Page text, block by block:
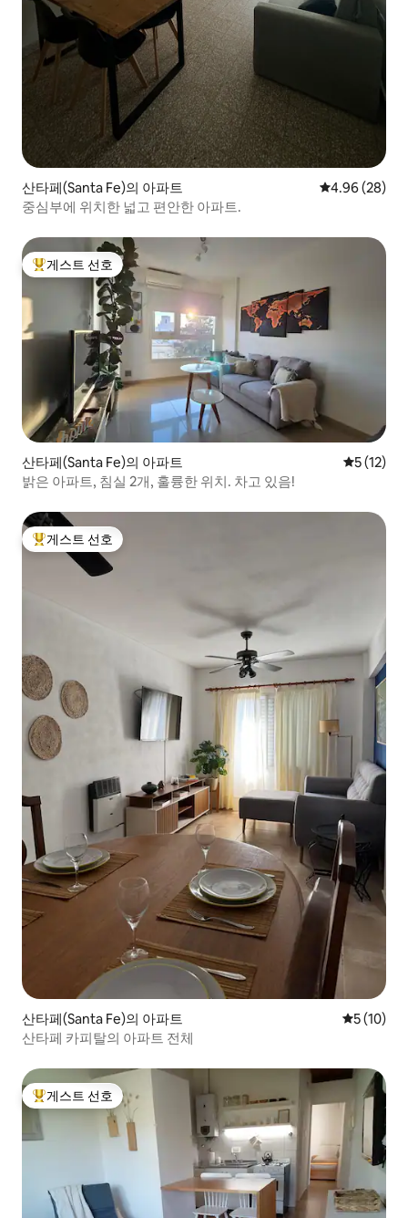
산타페(Santa Fe)의 아파트 평점 4.96점(5
4.96 (28)
중심부에 위치한 넓고 편안한 아파트.
상위 게스트 선호
게스트 선호
산타페(Santa Fe)의 아파트 평점 5점
5 (12)
밝은 아파트, 침실 2개, 훌륭한 위치. 차고 있음!
상위 게스트 선호
게스트 선호
산타페(Santa Fe)의 아파트 평점 5점
5 (10)
산타페 카피탈의 아파트 전체
상위 게스트 선호
게스트 선호